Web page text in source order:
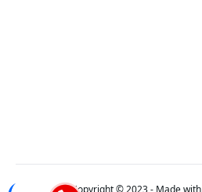
Copyright © 2023 - Made with